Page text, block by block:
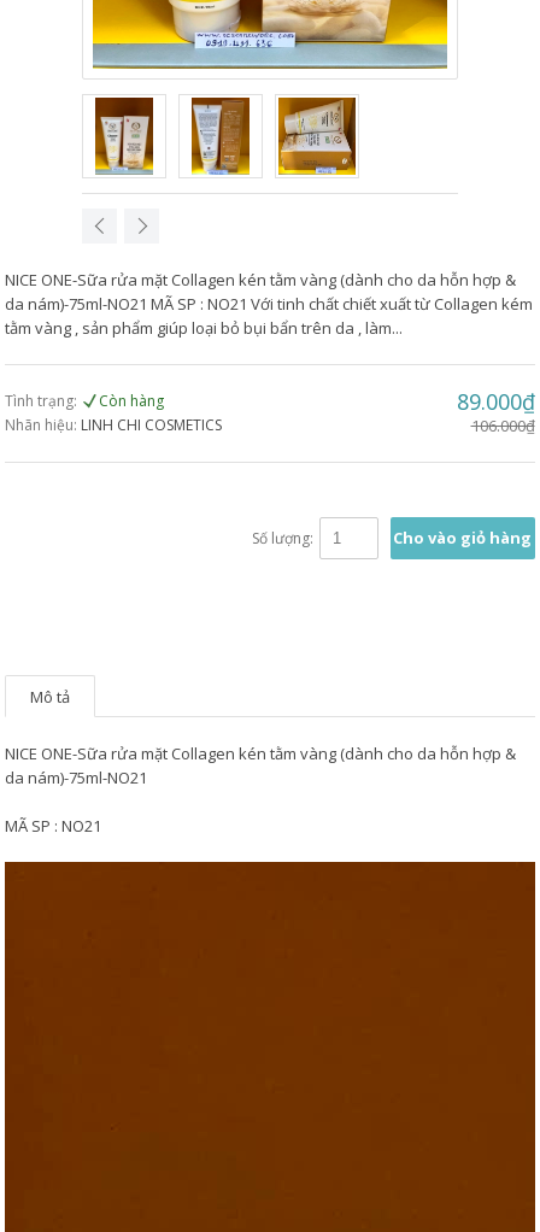
NICE ONE-Sữa rửa mặt Collagen kén tằm vàng (dành cho da hỗn hợp &
da nám)-75ml-NO21 MÃ SP : NO21 Với tinh chất chiết xuất từ Collagen kém
tằm vàng , sản phẩm giúp loại bỏ bụi bẩn trên da , làm...
Tình trạng:
Còn hàng
Nhãn hiệu: LINH CHI COSMETICS
89.000₫
106.000₫
Cho vào giỏ hàng
Số lượng:
Mô tả
NICE ONE-Sữa rửa mặt Collagen kén tằm vàng (dành cho da hỗn hợp &
da nám)-75ml-NO21
MÃ SP : NO21